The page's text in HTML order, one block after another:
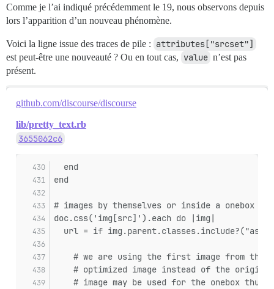
Comme je l’ai indiqué précédemment le 19, nous observons depuis
lors l’apparition d’un nouveau phénomène.
Voici la ligne issue des traces de pile : attributes["srcset"]
est peut-être une nouveauté ? Ou en tout cas, value n’est pas
présent.
github.com/discourse/discourse
lib/pretty_text.rb
3655062c6
  end
end
# images by themselves or inside a onebox
doc.css('img[src]').each do |img|
url = if
# we are using the first image from the
# optimized image instead of the
# image may be used for the onebox